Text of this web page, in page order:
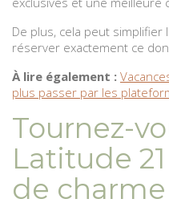
De plus, cela peut
réserver exactement ce
À lire également :
plus passer par les
Tournez-
Latitude
de charme